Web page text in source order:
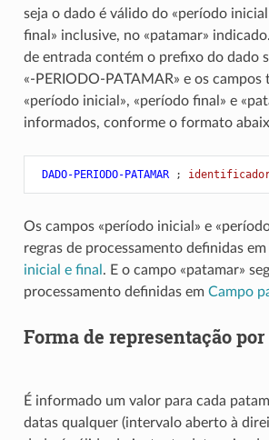
seja o dado é válido do «período
final» inclusive, no «patamar»
de entrada contém o prefixo do dado
«-PERIODO-PATAMAR» e os campos
«período inicial», «período final» e
informados, conforme o formato
DADO-PERIODO-PATAMAR ;
Os campos «período inicial» e
regras de processamento definidas em
inicial e final . E o campo «patamar»
processamento definidas em Campo
Forma de representação
É informado um valor para cada
datas qualquer (intervalo aberto à